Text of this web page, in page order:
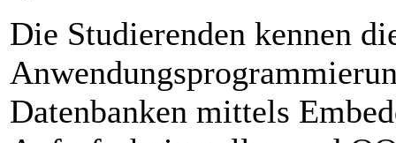
Die Studierenden kennen
Datenbanken mittels